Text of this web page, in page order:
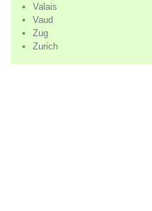
Valais
Vaud
Zug
Zurich